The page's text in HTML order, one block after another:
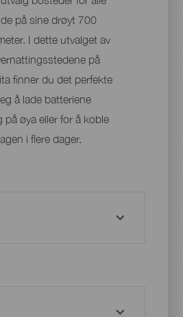
på sine drøyt 700
I dette utvalget av
på
finner du det perfekte
å lade batteriene
på øya eller for å koble
i flere dager.